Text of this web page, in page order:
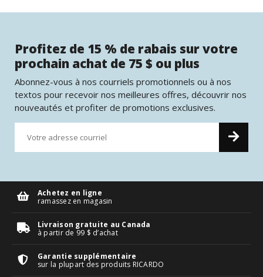
Profitez de 15 % de rabais sur votre
prochain achat de 75 $ ou plus
Abonnez-vous à nos courriels promotionnels ou à nos
textos pour recevoir nos meilleures offres, découvrir nos
nouveautés et profiter de promotions exclusives.
Achetez en ligne
ramassez en magasin
Livraison gratuite au Canada
à partir de 99 $ d’achat
Garantie supplémentaire
sur la plupart des produits RICARDO